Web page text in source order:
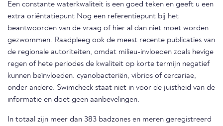
Een constante waterkwaliteit is een goed teken en geeft u een
extra oriëntatiepunt Nog een referentiepunt bij het
beantwoorden van de vraag of hier al dan niet moet worden
gezwommen. Raadpleeg ook de meest recente publicaties van
de regionale autoriteiten, omdat milieu-invloeden zoals hevige
regen of hete periodes de kwaliteit op korte termijn negatief
kunnen beïnvloeden. cyanobacteriën, vibrios of cercariae,
onder andere. Swimcheck staat niet in voor de juistheid van de
informatie en doet geen aanbevelingen.
In totaal zijn meer dan 383 badzones en meren geregistreerd